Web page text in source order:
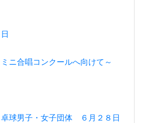
ニ合唱コンクールへ向けて～
球男子・女子団体 ６月２８日